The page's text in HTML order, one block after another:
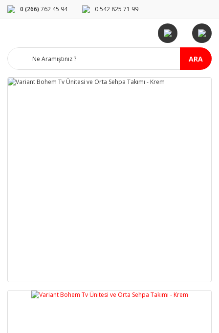
0 (266) 762 45 94 0 542 825 71 99
ARA